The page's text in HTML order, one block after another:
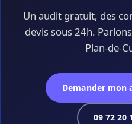
Un audit gratuit, des
devis sous 24h.
Plan-de-
Demander
09 72 20